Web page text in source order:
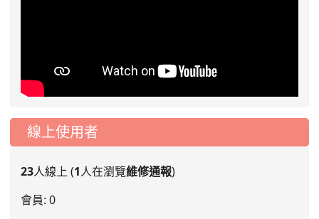
線上使用者
23人線上 (1人在瀏覽維修通報)
會員: 0